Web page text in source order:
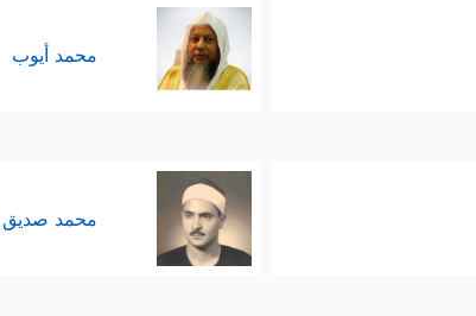
محمد أيوب
محمد صديق